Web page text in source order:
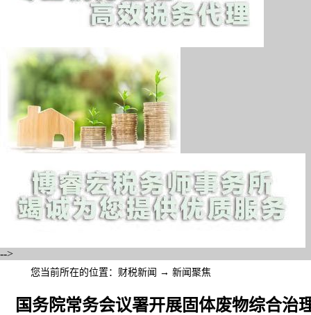
-->
您当前所在的位置： 财税新闻 → 新闻聚焦
国务院常务会议署开展固体废物综合治